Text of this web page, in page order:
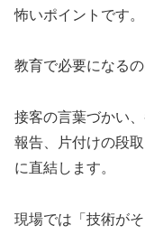
怖いポイントです。
教育で必要になる
接客の言葉づかい
報告、片付けの段
に直結します。
現場では「技術が